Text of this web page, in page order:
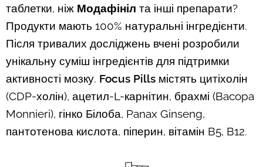
таблетки, ніж Модафініл та інші препарати?
Продукти мають 100% натуральні інгредієнти.
Після тривалих досліджень вчені розробили
унікальну суміш інгредієнтів для підтримки
активності мозку. Focus Pills містять цитіхолін
(CDP-холін), ацетил-L-карнітин, брахмі (Bacopa
Monnieri), гінко Білоба, Panax Ginseng,
пантотенова кислота, піперин, вітамін B5, B12.